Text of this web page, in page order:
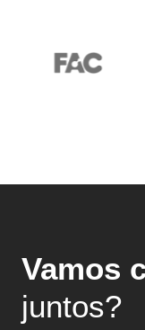
Vamos
juntos?